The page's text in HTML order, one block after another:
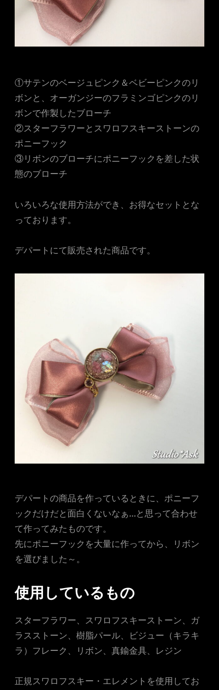
①サテンのベージュピンク＆ベビーピンクのリ
ボンと、オーガンジーのフラミンゴピンクのリ
ボンで作製したブローチ
②スターフラワーとスワロフスキーストーンの
ポニーフック
③リボンのブローチにポニーフックを差した状
態のブローチ
いろいろな使用方法ができ、お得なセットとな
っております。
デパートにて販売された商品です。
デパートの商品を作っているときに、ポニーフ
ックだけだと面白くないなぁ…と思って合わせ
て作ってみたものです。
先にポニーフックを大量に作ってから、リボン
を選びました～。
使用しているもの
スターフラワー、スワロフスキーストーン、ガ
ラスストーン、樹脂パール、ビジュー（キラキ
ラ）フレーク、リボン、真鍮金具、レジン
正規スワロフスキー・エレメントを使用してお